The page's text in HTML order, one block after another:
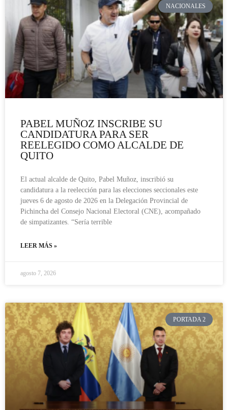
NACIONALES
PABEL MUÑOZ INSCRIBE SU
CANDIDATURA PARA SER
REELEGIDO COMO ALCALDE DE
QUITO
El actual alcalde de Quito, Pabel Muñoz, inscribió su
candidatura a la reelección para las elecciones seccionales este
jueves 6 de agosto de 2026 en la Delegación Provincial de
Pichincha del Consejo Nacional Electoral (CNE), acompañado
de simpatizantes. “Sería terrible
LEER MÁS »
agosto 7, 2026
PORTADA 2